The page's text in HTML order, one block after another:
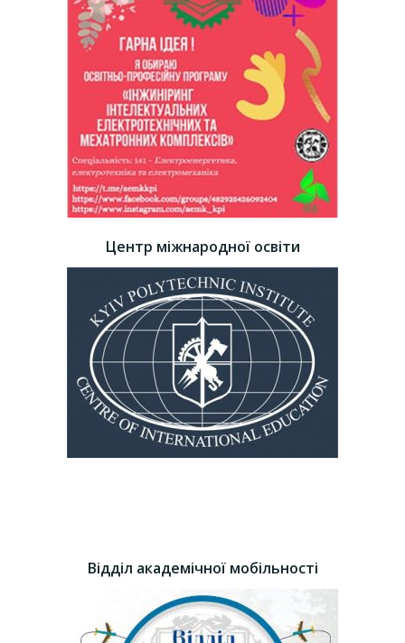
Центр міжнародної освіти
Відділ академічної мобільності